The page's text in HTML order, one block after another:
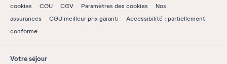
cookies
CGU CGV Paramètres des cookies
Nos
assurances
CGU meilleur prix garanti
Accessibilité : partiellement
conforme
Votre séjour